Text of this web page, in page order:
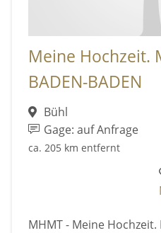
Meine Hochzeit.
BADEN-BADEN
Bühl
Gage: auf Anfrage
ca. 205 km entfernt
MHMT - Meine